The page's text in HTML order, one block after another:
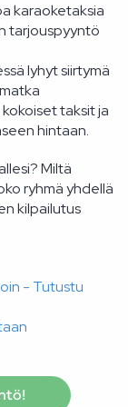
karaoketaksia
tarjouspyyntö
lyhyt siirtymä
taksit ja
hintaan.
Miltä
ryhmä yhdellä
kilpailutus
- Tutustu